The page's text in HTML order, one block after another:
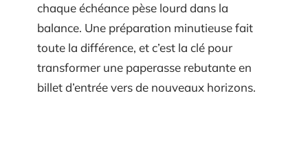
chaque échéance pèse lourd dans la
balance. Une préparation minutieuse fait
toute la différence, et c’est la clé pour
transformer une paperasse rebutante en
billet d’entrée vers de nouveaux horizons.